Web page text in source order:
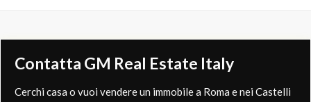
Contatta GM Real Estate Italy
Cerchi casa o vuoi vendere un immobile a Roma e nei Castelli